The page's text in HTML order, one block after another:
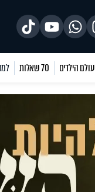
עולם הילדים 70 שאלות